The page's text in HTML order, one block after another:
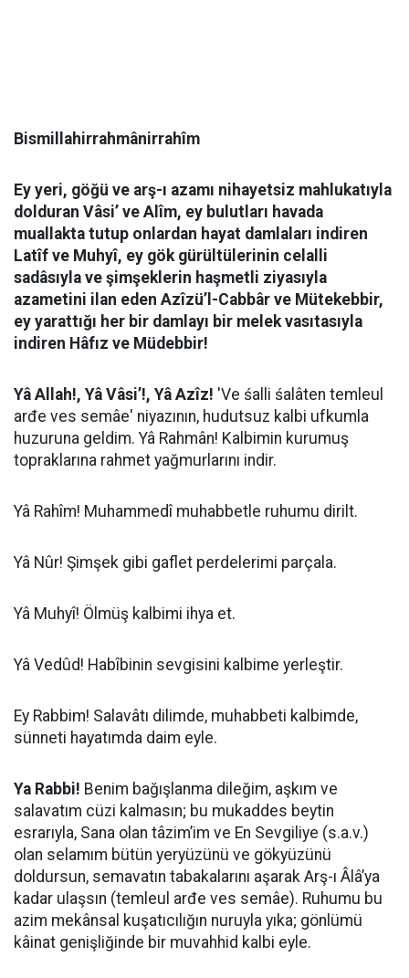
​Bismillahirrahmânirrahîm
​Ey yeri, göğü ve arş-ı azamı nihayetsiz mahlukatıyla
dolduran Vâsi’ ve Alîm, ey bulutları havada
muallakta tutup onlardan hayat damlaları indiren
Latîf ve Muhyî, ey gök gürültülerinin celalli
sadâsıyla ve şimşeklerin haşmetli ziyasıyla
azametini ilan eden Azîzü’l-Cabbâr ve Mütekebbir,
ey yarattığı her bir damlayı bir melek vasıtasıyla
indiren Hâfız ve Müdebbir!
Yâ Allah!, Yâ Vâsi’!, Yâ Azîz! 'Ve śalli śalâten temleul
arđe ves semâe' niyazının, hudutsuz kalbi ufkumla
huzuruna geldim. Yâ Rahmân! Kalbimin kurumuş
topraklarına rahmet yağmurlarını indir.
Yâ Rahîm! Muhammedî muhabbetle ruhumu dirilt.
Yâ Nûr! Şimşek gibi gaflet perdelerimi parçala.
Yâ Muhyî! Ölmüş kalbimi ihya et.
Yâ Vedûd! Habîbinin sevgisini kalbime yerleştir.
Ey Rabbim! Salavâtı dilimde, muhabbeti kalbimde,
sünneti hayatımda daim eyle.
Ya Rabbi! Benim bağışlanma dileğim, aşkım ve
salavatım cüzi kalmasın; bu mukaddes beytin
esrarıyla, Sana olan tâzim’im ve En Sevgiliye (s.a.v.)
olan selamım bütün yeryüzünü ve gökyüzünü
doldursun, semavatın tabakalarını aşarak Arş-ı Âlâ’ya
kadar ulaşsın (temleul arđe ves semâe). Ruhumu bu
azim mekânsal kuşatıcılığın nuruyla yıka; gönlümü
kâinat genişliğinde bir muvahhid kalbi eyle.